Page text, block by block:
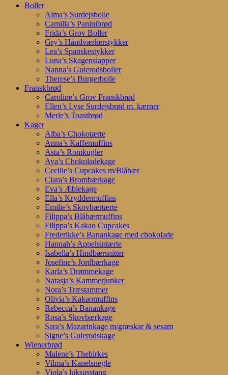
search
account
Menu
Boller
Alma’s Surdejsbolle
Camilla’s Paninibrød
Frida’s Grov Boller
Gry’s Håndværkerstykker
Lea’s Spanskestykker
Luna’s Skagenslapper
Nanna’s Gulerodsboller
Therese’s Burgerbolle
Franskbrød
Caroline’s Grov Franskbrød
Ellen’s Lyse Surdejsbrød m. kærner
Merle’s Toastbrød
Kager
Alba’s Chokotærte
Anna’s Kaffemuffins
Asta’s Romkugler
Aya’s Chokoladekage
Cecilie’s Cupcakes m/Blåbær
Clara’s Brombærkage
Eva’s Æblekage
Ella’s Kryddermuffins
Emilie’s Skovbærtærte
Filippa’s Blåbærmuffins
Filippa’s Kakao Cupcakes
Frederikke’s Banankage med chokolade
Hannah’s Appelsintærte
Isabella’s Hindbærsnitter
Josefine’s Jordbærkage
Karla’s Drømmekage
Natasja’s Kammerjunker
Nora’s Træstammer
Olivia’s Kakaomuffins
Rebecca’s Banankage
Rosa’s Skovbærkage
Sara’s Mazarinkage m/græskar & sesam
Signe’s Gulerodskage
Wienerbrød
Malene’s Thebirkes
Vilma’s Kanelsnegle
Viola’s luksusstang